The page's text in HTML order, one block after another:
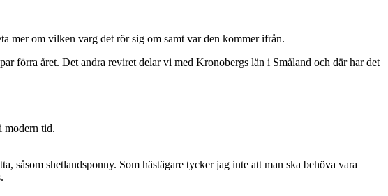
mer om vilken varg det rör sig om samt var den kommer ifrån.
förra året. Det andra reviret delar vi med Kronobergs län i Småland och där har det
modern tid.
såsom shetlandsponny. Som hästägare tycker jag inte att man ska behöva vara